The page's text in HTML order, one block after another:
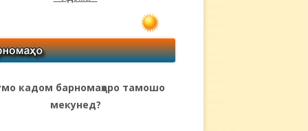
кадом барномаҳоро тамошо
мекунед?